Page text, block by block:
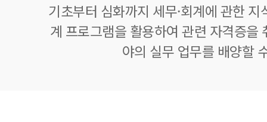
기초부터 심화까지 세무·회계에 관한
계 프로그램을 활용하여 관련 자격증을
야의 실무 업무를 배양할